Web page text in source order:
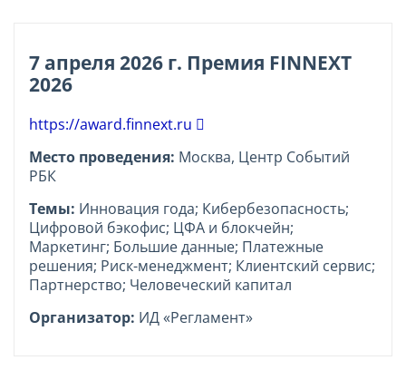
7 апреля 2026 г. Премия FINNEXT
2026
https://award.finnext.ru
Место проведения: Москва, Центр Событий
РБК
Темы: Инновация года; Кибербезопасность;
Цифровой бэкофис; ЦФА и блокчейн;
Маркетинг; Большие данные; Платежные
решения; Риск-менеджмент; Клиентский сервис;
Партнерство; Человеческий капитал
Организатор: ИД «Регламент»